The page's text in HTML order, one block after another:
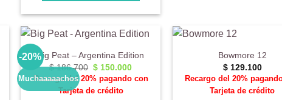
-20%
Muchaaaaachos
Big Peat – Argentina Edition
$186.700 El
precio
original
era:
$ 150.000El
precio
actual
Recargo del 20% pagando con
Tarjeta de crédito
Bowmore 12
$129.100
Recargo del 20%
Tarjeta de crédito